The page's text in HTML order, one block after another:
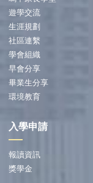
遊學交流
生涯規劃
社區連繫
學會組織
早會分享
畢業生分享
環境教育
入學申請
報讀資訊
獎學金